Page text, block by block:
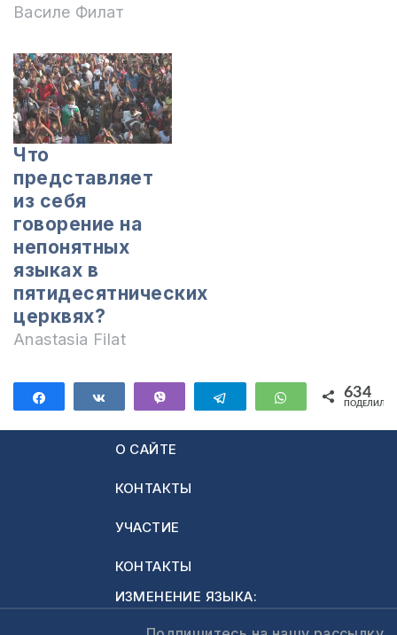
ничего делать,
пастыря косвенно,
но он ничего не
ответил. Я думаю,
что это по той
причине, что я
рассказала о
своем
переживании с
Богом, а именно о
крещении Духом
Святым и что…
Василе Филат
Что
представляет
из себя
говорение на
непонятных
языках в
пятидесятнических
церквях?
Anastasia Filat
ПоделитьсяПоделиться Telegram WhatsApp
634
О САЙТЕ
КОНТАКТЫ
УЧАСТИЕ
КОНТАКТЫ
ИЗМЕНЕНИЕ ЯЗЫКА: